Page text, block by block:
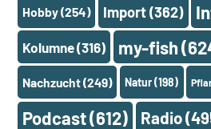
Hobby(254) Import(362)
Kolumne(316) my-fish
Nachzucht(249) Natur(198)
Podcast(612) Radio